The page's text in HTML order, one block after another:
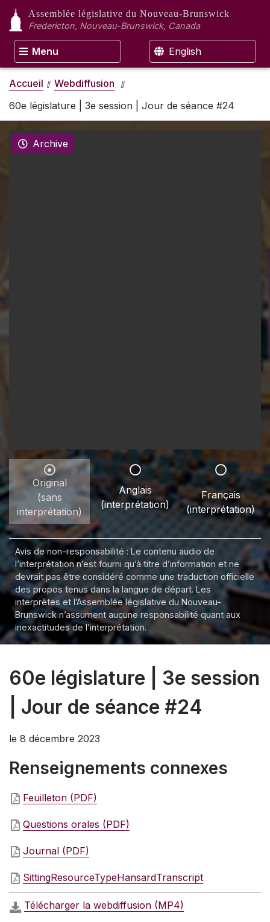
Assemblée législative du Nouveau-Brunswick
Fredericton, Nouveau-Brunswick, Canada
Menu English
Accueil
Webdiffusion
60e législature | 3e session | Jour de séance #24
Archive
Original
(sans
interprétation)
Anglais
(interprétation)
Français
(interprétation)
Avis de non-responsabilité : Le contenu audio de
l’interprétation n’est fourni qu’à titre d’information et ne
devrait pas être considéré comme une traduction officielle
des propos tenus dans la langue de départ. Les
interprètes et l’Assemblée législative du Nouveau-
Brunswick n’assument aucune responsabilité quant aux
inexactitudes de l’interprétation.
60e législature | 3e session
| Jour de séance #24
le 8 décembre 2023
Renseignements connexes
Feuilleton (PDF)
Questions orales (PDF)
Journal (PDF)
SittingResourceTypeHansardTranscript
Télécharger la webdiffusion (MP4)